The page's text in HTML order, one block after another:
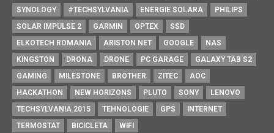
SYNOLOGY
#TECHSYLVANIA ENERGIE SOLARA
PHILIPS
SOLAR IMPULSE 2
GARMIN OPTEX
SSD
ELKOTECH ROMANIA
ARISTON NET GOOGLE
NAS
KINGSTON
DRONA DRONE PC GARAGE
GALAXY TAB S2
GAMING
MILESTONE BROTHER ZITEC
AOC
HACKATHON
NEW HORIZONS PLUTO SONY
LENOVO
TECHSYLVANIA 2015
TEHNOLOGIE GPS
INTERNET
TERMOSTAT
BICICLETA WIFI